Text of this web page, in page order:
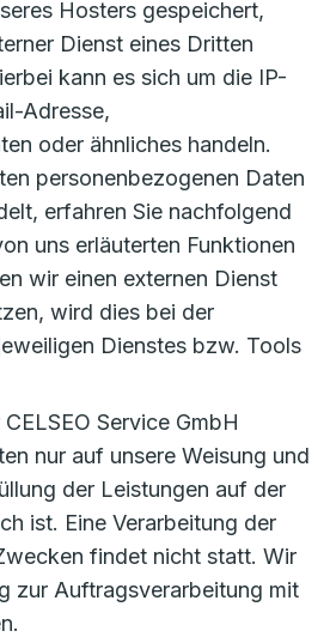
Hosters gespeichert,
Dienst eines Dritten
kann es sich um die IP-
Adresse,
oder ähnliches handeln.
personenbezogenen Daten
erfahren Sie nachfolgend
uns erläuterten Funktionen
wir einen externen Dienst
wird dies bei der
Dienstes bzw. Tools
Service GmbH
nur auf unsere Weisung und
der Leistungen auf der
ist. Eine Verarbeitung der
findet nicht statt. Wir
zur Auftragsverarbeitung mit